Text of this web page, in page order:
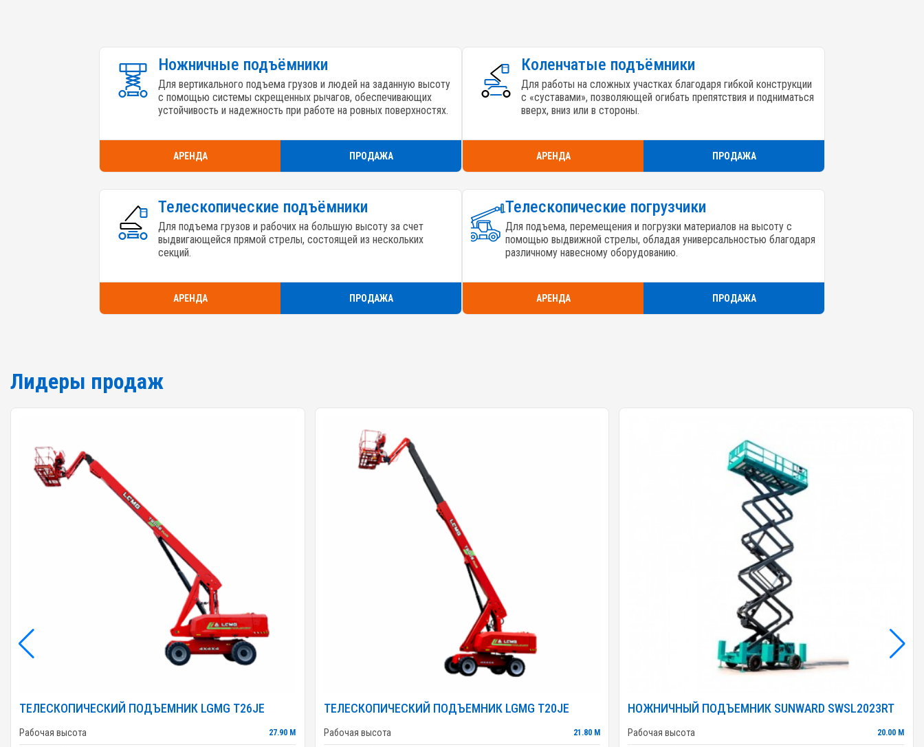
Наши предложенияНожничные подъёмники
Для вертикального подъема грузов и людей на заданную высоту
с помощью системы скрещенных рычагов, обеспечивающих
устойчивость и надежность при работе на ровных поверхностях.
АРЕНДА ПРОДАЖА
Коленчатые подъёмники
Для работы на сложных участках благодаря гибкой конструкции
с «суставами», позволяющей огибать препятствия и подниматься
вверх, вниз или в стороны.
АРЕНДА ПРОДАЖА
Телескопические подъёмники
Для подъема грузов и рабочих на большую высоту за счет
выдвигающейся прямой стрелы, состоящей из нескольких
секций.
АРЕНДА ПРОДАЖА
Телескопические погрузчики
Для подъема, перемещения и погрузки материалов на высоту с
помощью выдвижной стрелы, обладая универсальностью благодаря
различному навесному оборудованию.
АРЕНДА ПРОДАЖА
Лидеры продаж
ТЕЛЕСКОПИЧЕСКИЙ ПОДЪЕМНИК LGMG T26JE
Рабочая высота 27.90 М
ТЕЛЕСКОПИЧЕСКИЙ ПОДЪЕМНИК LGMG T20JE
Рабочая высота 21.80 М
НОЖНИЧНЫЙ ПОДЪЕМНИК SUNWARD SWSL2023RT
Рабочая высота 20.00 М